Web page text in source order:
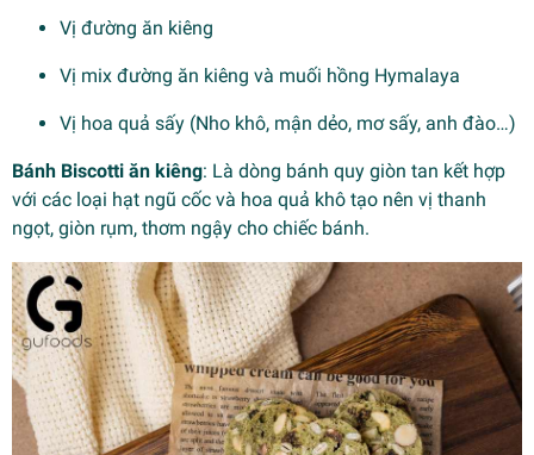
Vị đường ăn kiêng
Vị mix đường ăn kiêng và muối hồng Hymalaya
Vị hoa quả sấy (Nho khô, mận dẻo, mơ sấy, anh đào…)
Bánh Biscotti ăn kiêng: Là dòng bánh quy giòn tan kết hợp
với các loại hạt ngũ cốc và hoa quả khô tạo nên vị thanh
ngọt, giòn rụm, thơm ngậy cho chiếc bánh.